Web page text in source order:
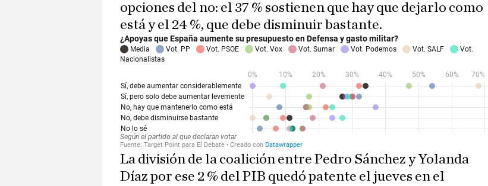
opciones del no: el 37 % sostienen que hay que dejarlo como
está y el 24 %, que debe disminuir bastante.
La división de la coalición entre Pedro Sánchez y Yolanda
Díaz por ese 2 % del PIB quedó patente el jueves en el